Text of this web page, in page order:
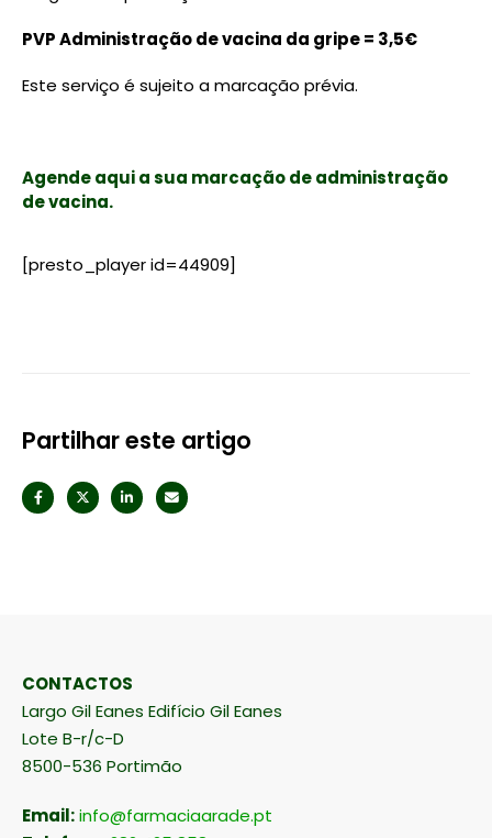
PVP Administração de vacina da gripe = 3,5€
Este serviço é sujeito a marcação prévia.
Agende aqui a sua marcação de administração
de vacina.
[presto_player id=44909]
Partilhar este artigo
CONTACTOS
Largo Gil Eanes Edifício Gil Eanes
Lote B-r/c-D
8500-536 Portimão
Email:info@farmaciaarade.pt